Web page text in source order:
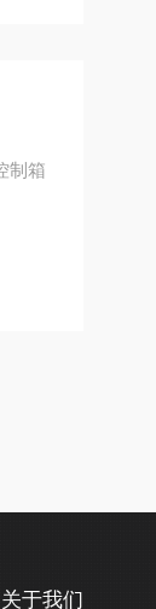
制箱
关于我们